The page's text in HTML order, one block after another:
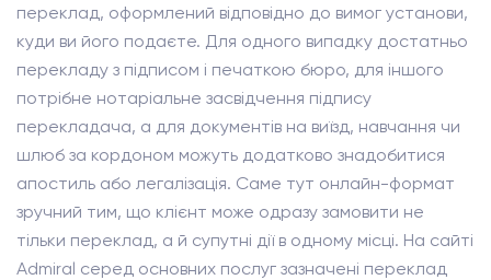
переклад, оформлений відповідно до вимог установи,
куди ви його подаєте. Для одного випадку достатньо
перекладу з підписом і печаткою бюро, для іншого
потрібне нотаріальне засвідчення підпису
перекладача, а для документів на виїзд, навчання чи
шлюб за кордоном можуть додатково знадобитися
апостиль або легалізація. Саме тут онлайн-формат
зручний тим, що клієнт може одразу замовити не
тільки переклад, а й супутні дії в одному місці. На сайті
Admiral серед основних послуг зазначені переклад